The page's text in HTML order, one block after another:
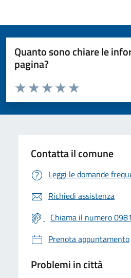
Quanto sono chiare le
pagina?
Valuta da 1 a 5 stelle la pagina
Valuta 5 stelle su
Valuta 4 stelle su 5
Valuta 3 stelle su 5
Valuta 2 stelle su 5
Valuta 1 stelle su 5
Contatta il comune
Leggi le domande
Richiedi assistenza
Chiama il numero
Prenota appuntamento
Problemi in città